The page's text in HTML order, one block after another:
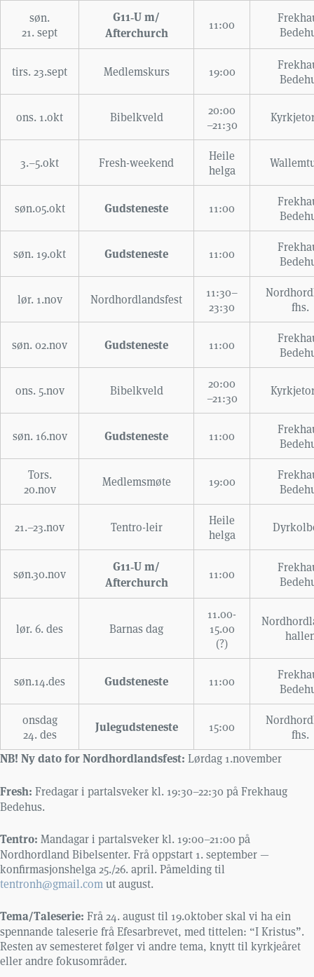
søn.
21. sept
G11‑U m/
Afterchurch
11:00
tirs. 23.sept Medlemskurs 19:00
ons. 1.okt Bibelkveld
20:00
–21:30
3.–5.okt Fresh-weekend
Heile
helga
søn.05.okt Gudsteneste 11:00
søn. 19.okt Gudsteneste 11:00
lør. 1.nov Nordhordlandsfest
11:30–
23:30
fhs.
søn. 02.nov Gudsteneste 11:00
ons. 5.nov Bibelkveld
20:00
–21:30
søn. 16.nov Gudsteneste 11:00
Tors.
20.nov
Medlemsmøte 19:00
21.–23.nov Tentro-leir
Heile
helga
søn.30.nov
G11‑U m/
Afterchurch
11:00
lør. 6. des Barnas dag
11.00-
15.00
(?)
søn.14.des Gudsteneste 11:00
onsdag
24. des
Julegudsteneste 15:00
fhs.
NB! Ny dato for Nordhordlandsfest: Lørdag 1.november
Fresh: Fredagar i partalsveker kl. 19:30–22:30 på Frekhaug
Bedehus.
Tentro: Mandagar i partalsveker kl. 19:00–21:00 på
Nordhordland Bibelsenter. Frå oppstart 1. september —
konfirmasjonshelga 25./26. april. Påmelding til
tentronh@gmail.com ut august.
Tema/Taleserie: Frå 24. august til 19.oktober skal vi ha ein
spennande taleserie frå Efesarbrevet, med tittelen: “I Kristus”.
Resten av semesteret følger vi andre tema, knytt til kyrkjeåret
eller andre fokusområder.